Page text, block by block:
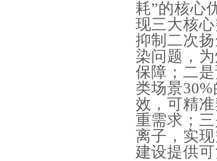
耗”的核心
现三大核
抑制二次
染问题，
保障；二
类场景
效，可精
重需求；
离子，实
建设提供